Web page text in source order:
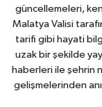
güncellemeleri,
Malatya Valisi
tarifi gibi hayati
uzak bir şekilde
haberleri ile şehrin
gelişmelerinden